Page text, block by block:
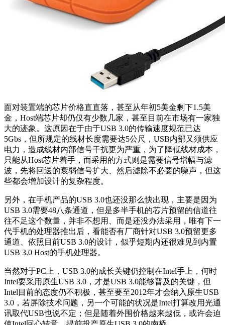
面对装置端的芯片价格直直落，甚至从年初5美金剩下1.5美
金，Host端芯片却仍仅有少数几家，甚至目前在市场有一家独
大的迹象。这原因在于由于USB 3.0的传输速度规范已达
5Gbs，但所规定的线材长度需要达5公尺，USB内部又须供应
电力，造成线材内部信号干扰更为严重，为了降低线材成本，
只能从Host芯片着手，而采用的方式则是需要信号增幅与滤
波，先将回送的衰弱信号扩大、然后滤除不必要的噪声，但这
些都会增加设计的复杂程度。
另外，在手机产品的USB 3.0也还没那么快出现，主要是因为
USB 3.0需要48八条通道，但是多半手机的芯片预留的信道往
往不足这个数量，并非不想用、而是还没办法采用，唯有下一
代手机的处理器推出后，看能否有厂商针对USB 3.0预留更多
通道、依照目前USB 3.0的设计，似乎短期内还很难见到内置
USB 3.0 Host的手机处理器。
当然对于PC上，USB 3.0的成长关键仍控制在Intel手上，何时
Intel要采用原生USB 3.0，才是USB 3.0能够普及的关键，但
Intel目前的态度仍不积极，甚至要至2012年才会纳入原生USB
3.0，若屏除技术问题，另一个可能的状况是Intel打算改用光通
讯取代USB也说不定；但是随着外围价格越来越低，或许会迫